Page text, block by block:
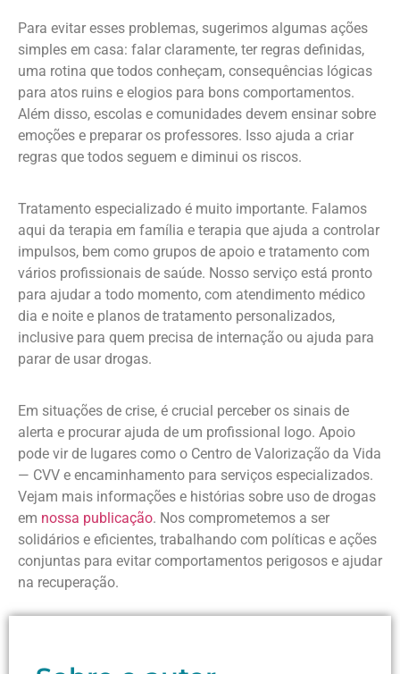
Para evitar esses problemas, sugerimos algumas ações
simples em casa: falar claramente, ter regras definidas,
uma rotina que todos conheçam, consequências lógicas
para atos ruins e elogios para bons comportamentos.
Além disso, escolas e comunidades devem ensinar sobre
emoções e preparar os professores. Isso ajuda a criar
regras que todos seguem e diminui os riscos.
Tratamento especializado é muito importante. Falamos
aqui da terapia em família e terapia que ajuda a controlar
impulsos, bem como grupos de apoio e tratamento com
vários profissionais de saúde. Nosso serviço está pronto
para ajudar a todo momento, com atendimento médico
dia e noite e planos de tratamento personalizados,
inclusive para quem precisa de internação ou ajuda para
parar de usar drogas.
Em situações de crise, é crucial perceber os sinais de
alerta e procurar ajuda de um profissional logo. Apoio
pode vir de lugares como o Centro de Valorização da Vida
— CVV e encaminhamento para serviços especializados.
Vejam mais informações e histórias sobre uso de drogas
em nossa publicação. Nos comprometemos a ser
solidários e eficientes, trabalhando com políticas e ações
conjuntas para evitar comportamentos perigosos e ajudar
na recuperação.